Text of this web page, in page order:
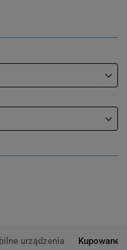
urządzenia Kupowane